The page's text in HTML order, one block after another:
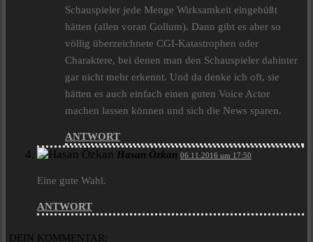
Schauspieler jede Menge Wirksamkeit eingebüßt
hätten (allen voran Gollum). Dann gibt es aber so
völlig überzeichnete CGI-Katastrophen oder
Charaktere, bei denen man den Schauspieler dahinter
gar nicht mehr erkennt. Und da denke ich oft, sie
hätten es auch einfach einen guten Voice Actor
machen lassen können und sich die News sparen.
ANTWORT
Hasan Özkan 06.11.2016 um 17:50
Eine gute Wahl.
ANTWORT
DEIN KOMMENTAR: